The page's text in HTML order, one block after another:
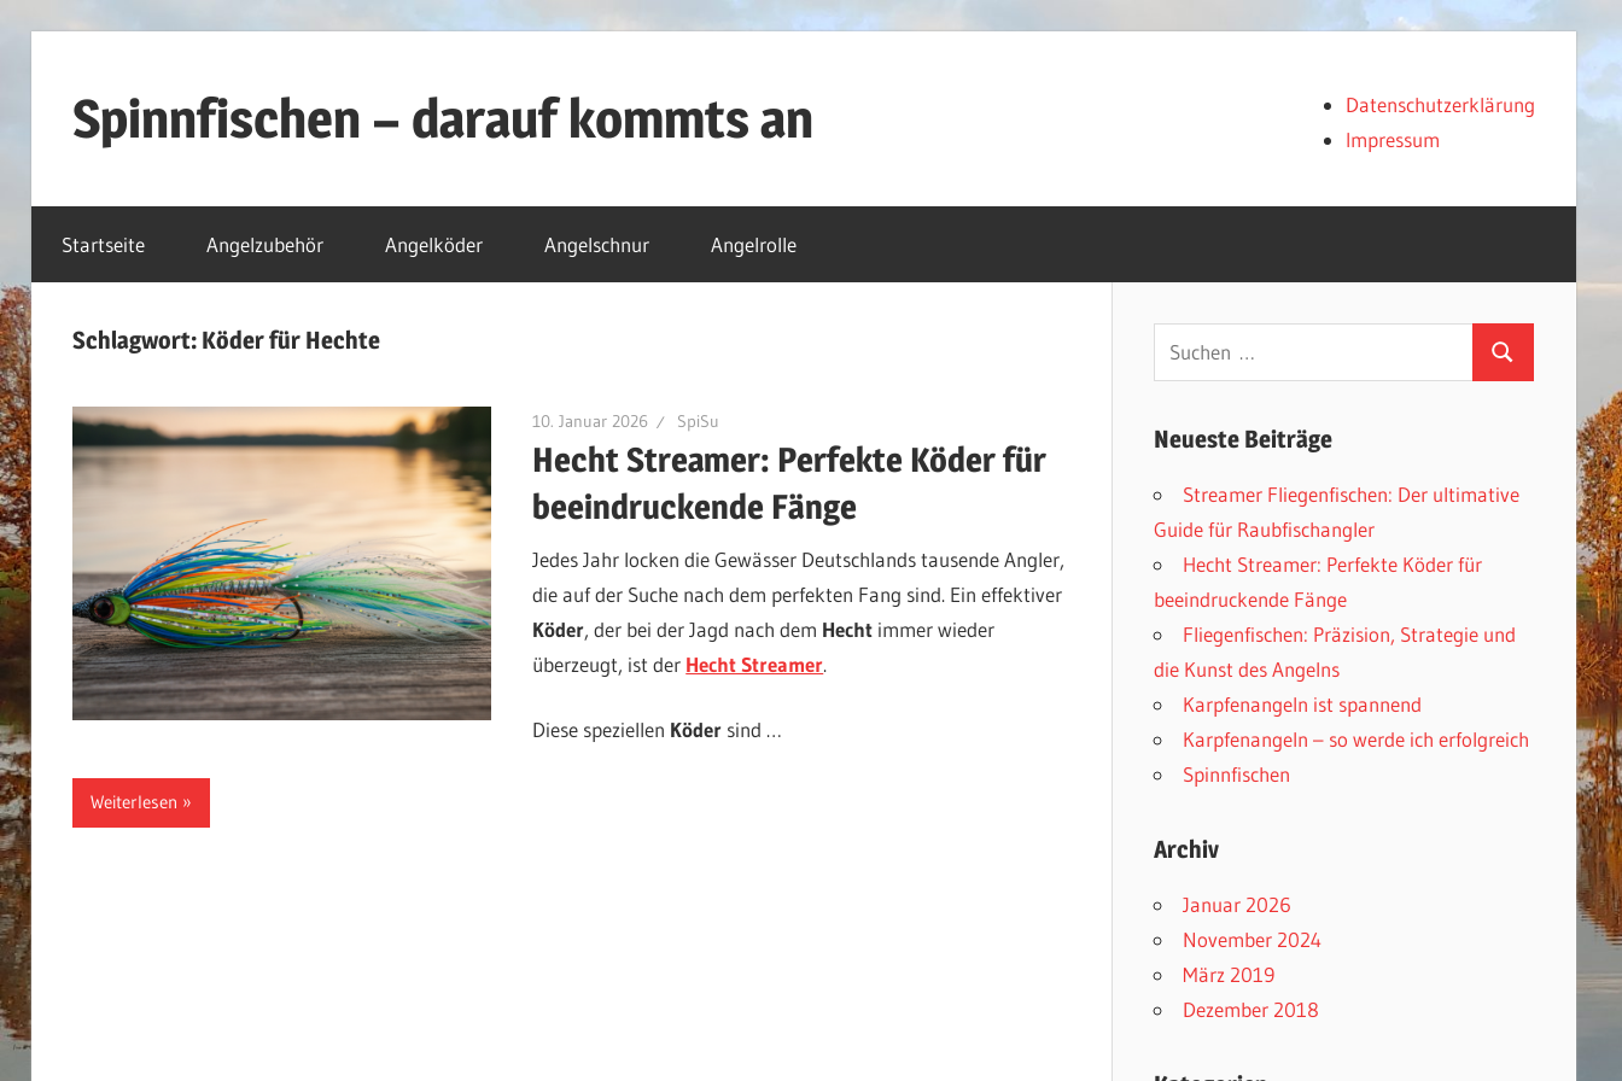
springenSpinnfischen – darauf kommts an
Spinnköder,
Spinnruten
und
Datenschutzerklärung
Impressum
Startseite Angelzubehör Angelköder Angelschnur Angelrolle
Schlagwort: Köder für Hechte
10. Januar 2026 SpiSu
Hecht Streamer: Perfekte Köder für
beeindruckende Fänge
Jedes Jahr locken die Gewässer Deutschlands tausende Angler,
die auf der Suche nach dem perfekten Fang sind. Ein effektiver
Köder, der bei der Jagd nach dem Hecht immer wieder
überzeugt, ist der Hecht Streamer.
Diese speziellen Köder sind …
Weiterlesen
Suchen
nach:
Suchen
Neueste Beiträge
Streamer Fliegenfischen: Der ultimative
Guide für Raubfischangler
Hecht Streamer: Perfekte Köder für
beeindruckende Fänge
Fliegenfischen: Präzision, Strategie und
die Kunst des Angelns
Karpfenangeln ist spannend
Karpfenangeln – so werde ich erfolgreich
Spinnfischen
Archiv
Januar 2026
November 2024
März 2019
Dezember 2018